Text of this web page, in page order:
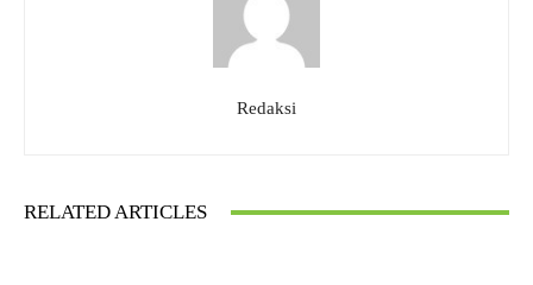
Redaksi
RELATED ARTICLES